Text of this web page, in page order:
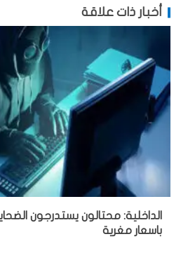
أخبار ذات علاقة
الداخلية: محتالون يستدرجون
باسعار مغرية